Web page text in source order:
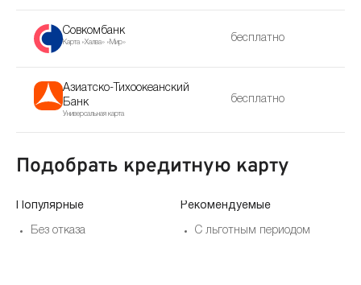
Совкомбанк
Карта «Халва» «Мир» бесплатно
Азиатско-Тихоокеанский
Банк
Универсальная карта
бесплатно
Подобрать кредитную карту
Популярные
Без отказа
Рекомендуемые
С льготным периодом